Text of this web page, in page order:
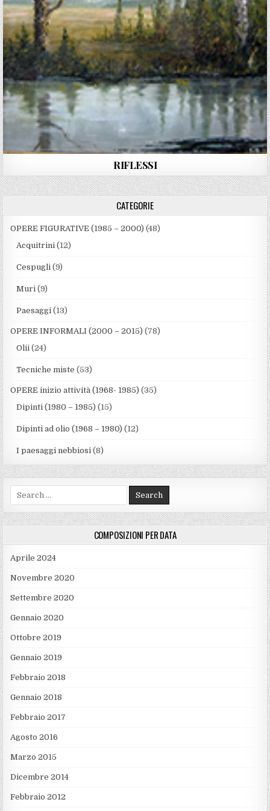
RIFLESSI
CATEGORIE
OPERE FIGURATIVE (1985 – 2000) (48)
Acquitrini (12)
Cespugli (9)
Muri (9)
Paesaggi (13)
OPERE INFORMALI (2000 – 2015) (78)
Olii (24)
Tecniche miste (53)
OPERE inizio attività (1968- 1985) (35)
Dipinti (1980 – 1985) (15)
Dipinti ad olio (1968 – 1980) (12)
I paesaggi nebbiosi (8)
Search for:
COMPOSIZIONI PER DATA
Aprile 2024
Novembre 2020
Settembre 2020
Gennaio 2020
Ottobre 2019
Gennaio 2019
Febbraio 2018
Gennaio 2018
Febbraio 2017
Agosto 2016
Marzo 2015
Dicembre 2014
Febbraio 2012